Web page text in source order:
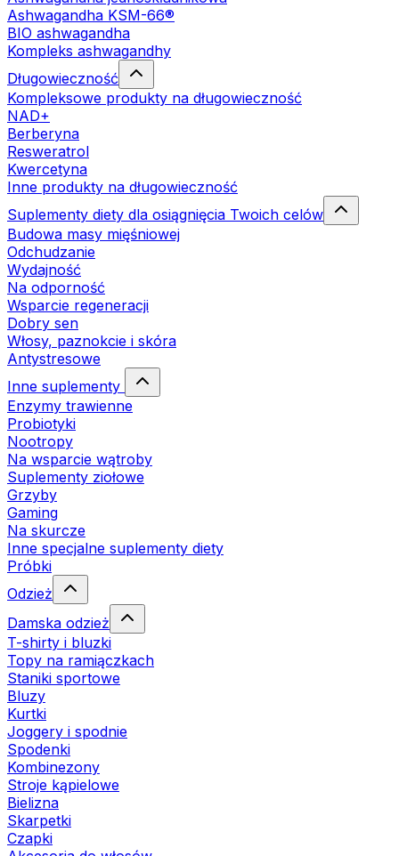
Ashwagandha KSM-66®
BIO ashwagandha
Kompleks ashwagandhy
Długowieczność
Kompleksowe produkty na długowieczność
NAD+
Berberyna
Resweratrol
Kwercetyna
Inne produkty na długowieczność
Suplementy diety dla osiągnięcia Twoich celów
Budowa masy mięśniowej
Odchudzanie
Wydajność
Na odporność
Wsparcie regeneracji
Dobry sen
Włosy, paznokcie i skóra
Antystresowe
Inne suplementy
Enzymy trawienne
Probiotyki
Nootropy
Na wsparcie wątroby
Suplementy ziołowe
Grzyby
Gaming
Na skurcze
Inne specjalne suplementy diety
Próbki
Odzież
Damska odzież
T-shirty i bluzki
Topy na ramiączkach
Staniki sportowe
Bluzy
Kurtki
Joggery i spodnie
Spodenki
Kombinezony
Stroje kąpielowe
Bielizna
Skarpetki
Czapki